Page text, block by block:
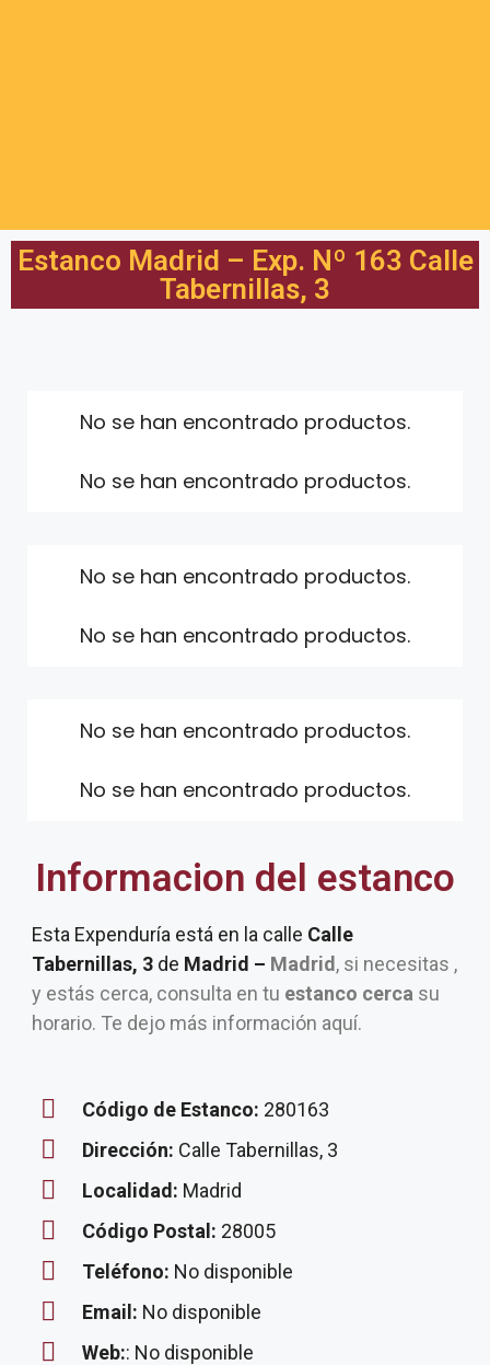
Estanco Madrid – Exp. Nº 163 Calle
Tabernillas, 3
No se han encontrado productos.
No se han encontrado productos.
No se han encontrado productos.
No se han encontrado productos.
No se han encontrado productos.
No se han encontrado productos.
Informacion del estanco
Esta Expenduría está en la calle Calle
Tabernillas, 3 de Madrid – Madrid , si necesitas ,
y estás cerca, consulta en tu estanco cerca su
horario. Te dejo más información aquí.
Código de Estanco: 280163
Dirección: Calle Tabernillas, 3
Localidad: Madrid
Código Postal: 28005
Teléfono: No disponible
Email: No disponible
Web:: No disponible